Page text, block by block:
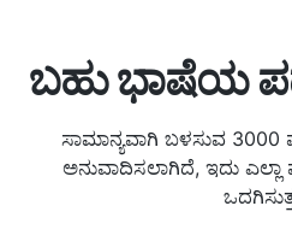
ಬಹು ಭಾಷೆಯ
ಸಾಮಾನ್ಯವಾಗಿ ಬಳಸುವ 3000
ಅನುವಾದಿಸಲಾಗಿದೆ, ಇದು ಎಲ್ಲಾ